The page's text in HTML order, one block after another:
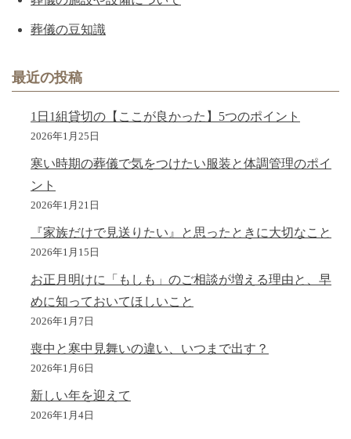
葬儀の豆知識
最近の投稿
1日1組貸切の【ここが良かった】5つのポイント
2026年1月25日
寒い時期の葬儀で気をつけたい服装と体調管理のポイ
ント
2026年1月21日
『家族だけで見送りたい』と思ったときに大切なこと
2026年1月15日
お正月明けに「もしも」のご相談が増える理由と、早
めに知っておいてほしいこと
2026年1月7日
喪中と寒中見舞いの違い、いつまで出す？
2026年1月6日
新しい年を迎えて
2026年1月4日